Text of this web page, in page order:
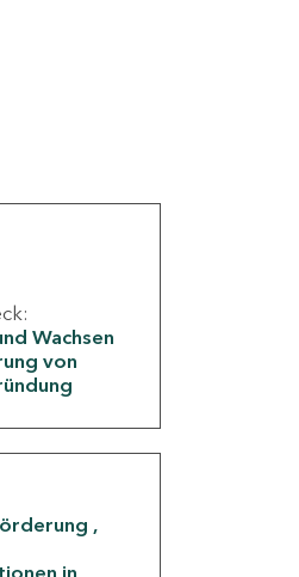
Wachsen
von